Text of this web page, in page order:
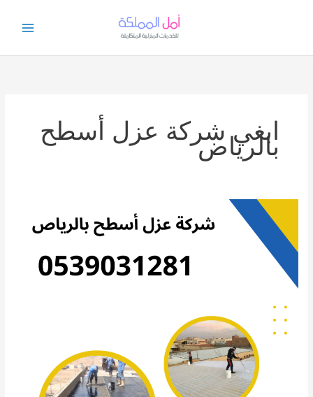
ابغي شركة عزل أسطح
بالرياض